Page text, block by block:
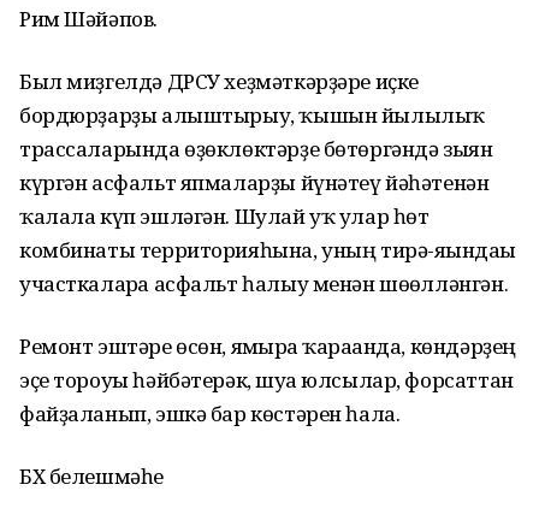
Рим Шәйәпов.
Был миҙгелдә ДРСУ хеҙмәткәрҙәре иҫке
бордюрҙарҙы алыштырыу, ҡышын йылылыҡ
трассаларында өҙөклөктәрҙе бөтөргәндә зыян
күргән асфальт япмаларҙы йүнәтеү йәһәтенән
ҡалала күп эшләгән. Шулай уҡ улар һөт
комбинаты территорияһына, уның тирә-яғындағы
участкаларға асфальт һалыу менән шөғөлләнгән.
Ремонт эштәре өсөн, ямғырға ҡарағанда, көндәрҙең
эҫе тороуы һәйбәтерәк, шуға юлсылар, форсаттан
файҙаланып, эшкә бар көстәрен һала.
БХ белешмәһе